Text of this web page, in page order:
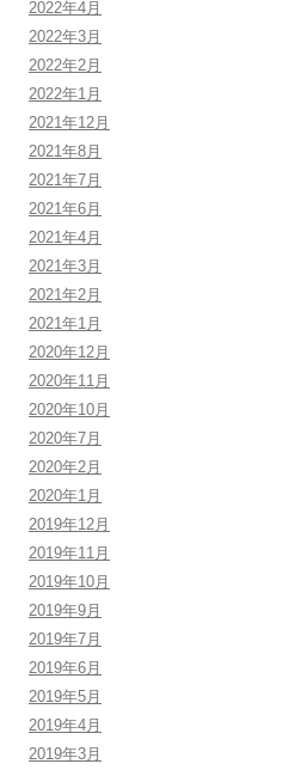
2022年4月
2022年3月
2022年2月
2022年1月
2021年12月
2021年8月
2021年7月
2021年6月
2021年4月
2021年3月
2021年2月
2021年1月
2020年12月
2020年11月
2020年10月
2020年7月
2020年2月
2020年1月
2019年12月
2019年11月
2019年10月
2019年9月
2019年7月
2019年6月
2019年5月
2019年4月
2019年3月